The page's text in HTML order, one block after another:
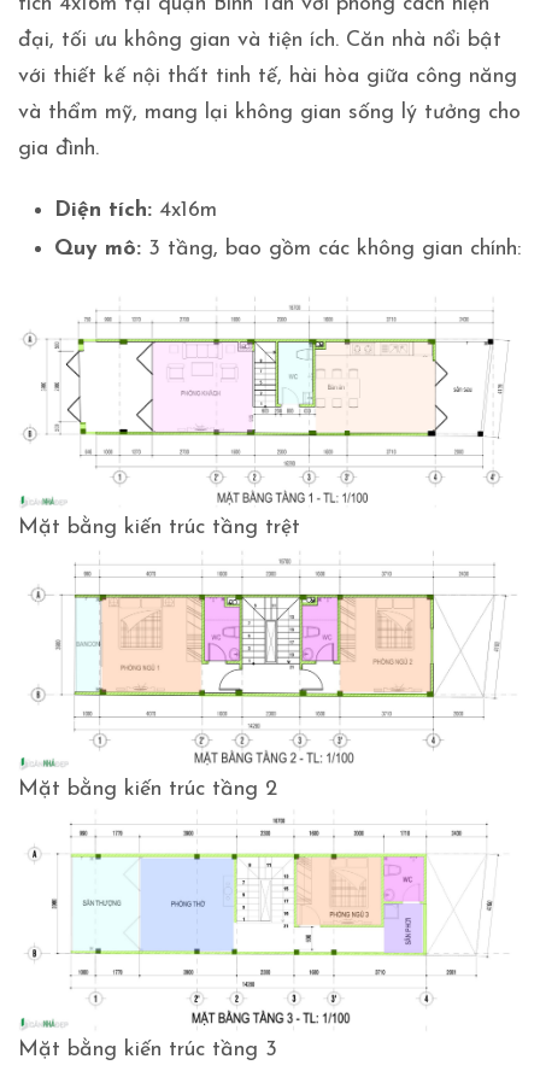
đại, tối ưu không gian và tiện ích. Căn nhà nổi bật
với thiết kế nội thất tinh tế, hài hòa giữa công năng
và thẩm mỹ, mang lại không gian sống lý tưởng cho
gia đình.
Diện tích: 4x16m
Quy mô: 3 tầng, bao gồm các không gian chính:
Mặt bằng kiến trúc tầng trệt
Mặt bằng kiến trúc tầng 2
Mặt bằng kiến trúc tầng 3